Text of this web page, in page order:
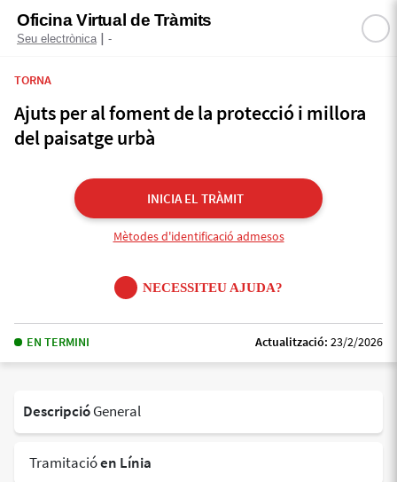
Oficina Virtual de Tràmits
Seu electrònica | -
TORNA
Ajuts per al foment de la protecció i millora
del paisatge urbà
INICIA EL TRÀMIT
Mètodes d'identificació admesos
NECESSITEU AJUDA?
EN TERMINI Actualització: 23/2/2026
DescripcióGeneral
Tramitacióen Línia